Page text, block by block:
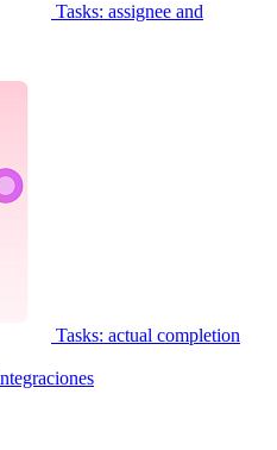
Tasks: assignee and
Tasks: actual completion